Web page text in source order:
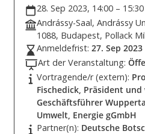
28. Sep 2023, 14:00 – 15:30
Andrássy-Saal, Andrássy
1088, Budapest, Pollack
Anmeldefrist: 27. Sep 2023
Art der Veranstaltung:
Vortragende/r (extern):
Fischedick, Präsident
Geschäftsführer
Umwelt, Energie gGmbH
Partner(n): Deutsche